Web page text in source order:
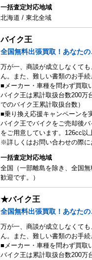
一括査定対応地域
北海道 / 東北全域
バイク王
全国無料出張買取！あなた
万が一、商談が成立しなくて
ん。また、難しい書類のお手
■メーカー・車種を問わず買取
バイク王は累計取扱台数200万
でのバイク王累計取扱台数）
■乗り換え応援キャンペーンを
バイク王でバイクをご売却後
をご用意しています。126cc以
※詳しくはお問い合わせの際
一括査定対応地域
全国（一部離島を除き、全国
歓迎です。）
★バイク王
全国無料出張買取！あなた
万が一、商談が成立しなくて
ん。また、難しい書類のお手
■メーカー・車種を問わず買取
バイク王は累計取扱台数200万